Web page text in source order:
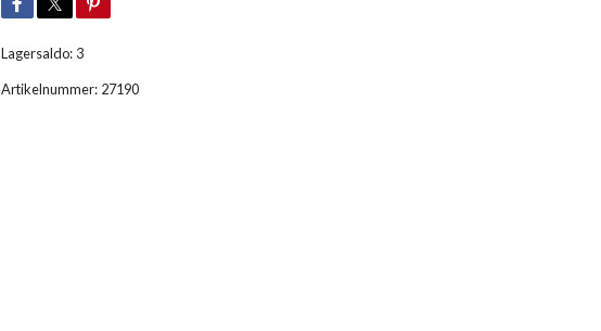
Lagersaldo: 3
Artikelnummer: 27190